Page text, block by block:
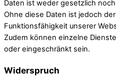
Daten ist weder gesetzlich
Ohne diese Daten ist jedoch
Funktionsfähigkeit unserer
Zudem können einzelne
oder eingeschränkt sein.
Widerspruch